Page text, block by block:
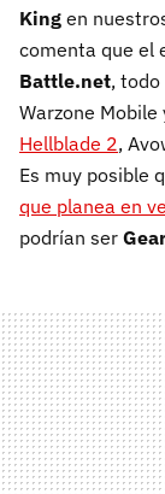
King en
comenta que el
Battle.net,
Warzone
Hellblade 2,
Es muy posible
que planea en
podrían ser